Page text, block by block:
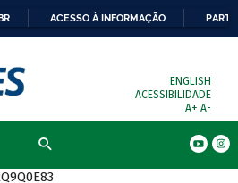
ACESSO À INFORMAÇÃO
ENGLISH
ACESSIBILIDADE
A+ A-